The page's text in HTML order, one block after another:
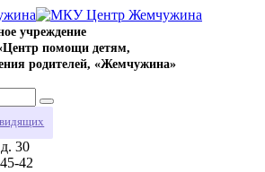
учреждение
помощи детям,
родителей, «Жемчужина»
30
42